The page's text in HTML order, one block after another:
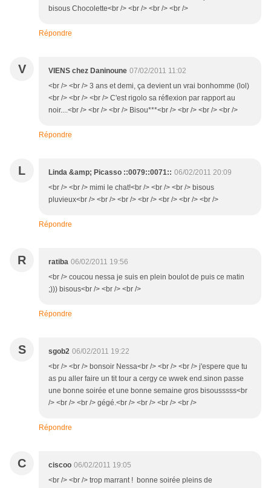
bisous Chocolette<br /> <br /> <br /> <br />
Répondre
V VIENS chez Daninoune 07/02/2011 11:02
<br /> <br /> 3 ans et demi, ça devient un vrai bonhomme (lol)
<br /> <br /> <br /> C'est rigolo sa réflexion par rapport au
noir....<br /> <br /> <br /> Bisou***<br /> <br /> <br /> <br />
Répondre
L Linda &amp; Picasso ::0079::0071:: 06/02/2011 20:09
<br /> <br /> mimi le chat!<br /> <br /> <br /> bisous
pluvieux<br /> <br /> <br /> <br /> <br /> <br /> <br />
Répondre
R ratiba 06/02/2011 19:56
<br /> coucou nessa je suis en plein boulot de puis ce matin
;))) bisous<br /> <br /> <br />
Répondre
S sgob2 06/02/2011 19:22
<br /> <br /> bonsoir Nessa<br /> <br /> <br /> j'espere que tu
as pu aller faire un tit tour a cergy ce wwek end.sinon passe
une bonne soirée et une bonne semaine gros bisousssss<br
/> <br /> <br /> gégé.<br /> <br /> <br /> <br />
Répondre
C ciscoo 06/02/2011 19:05
<br /> <br /> trop marrant ! bonne soirée pleins de